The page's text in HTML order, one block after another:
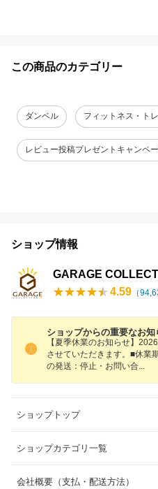
この商品のカテゴリー
ダンベル フィットネス・ト
レビュー投稿プレゼントキャンペ
ショップ情報
GARAGE
4.59 （
ショップからの重要なお知
【夏季休業のお知らせ】
させていただきます。■休業
の発送：停止・お問い合
ショップトップ
ショップカテゴリ一覧
会社概要（支払・配送方法）